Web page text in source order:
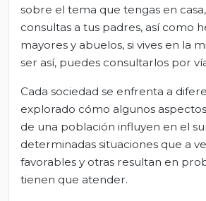
sobre el tema que tengas en
consultas a tus padres, así como
mayores y abuelos, si vives en la
ser así, puedes consultarlos por
Cada sociedad se enfrenta a
explorado cómo algunos
de una población influyen en el
determinadas situaciones que a
favorables y otras resultan en
tienen que atender.